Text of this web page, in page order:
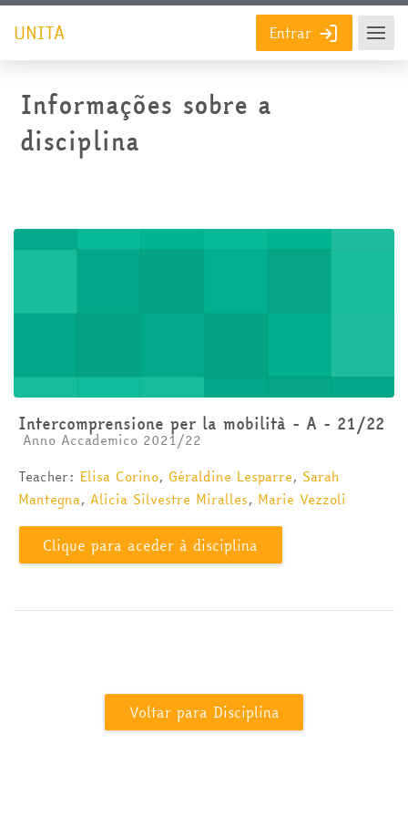
Ir para o conteúdo principal
UNITA Entrar
Informações sobre a
disciplina
Intercomprensione per la mobilità - A - 21/22
Categoria da disciplina
Anno Accademico 2021/22
Teacher: Elisa Corino, Géraldine Lesparre, Sarah
Mantegna, Alicia Silvestre Miralles, Marie Vezzoli
Clique para aceder à disciplina
Voltar para Disciplina